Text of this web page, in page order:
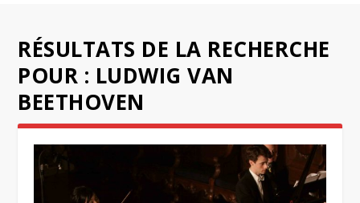
RÉSULTATS DE LA RECHERCHE
POUR : LUDWIG VAN
BEETHOVEN